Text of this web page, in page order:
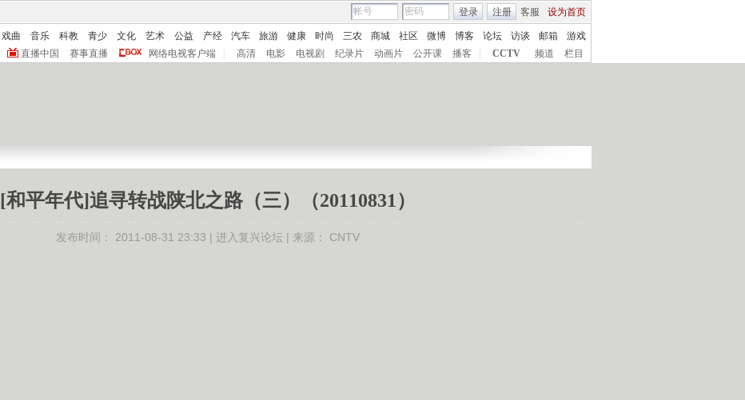
客服 设为首页
登录 注册
戏曲 音乐 科教 青少 文化 艺术 公益 产经 汽车 旅游 健康 时尚 三农 商城 社区 微博 博客 论坛 访谈 邮箱
游戏
直播中国 赛事直播 网络电视客户端 高清 电影 电视剧 纪录片 动画片 公开课 播客 CCTV 频道 栏目
[和平年代]追寻转战陕北之路（三）（20110831）
发布时间： 2011-08-31 23:33 | 进入复兴论坛 | 来源： CNTV